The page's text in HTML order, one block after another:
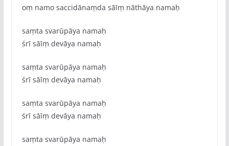
oṃ namo saccidānaṃda sāīṃ nāthāya namaḥ
saṃta svarūpāya namaḥ
śrī sāīṃ devāya namaḥ
saṃta svarūpāya namaḥ
śrī sāīṃ devāya namaḥ
saṃta svarūpāya namaḥ
śrī sāīṃ devāya namaḥ
saṃta svarūpāya namaḥ